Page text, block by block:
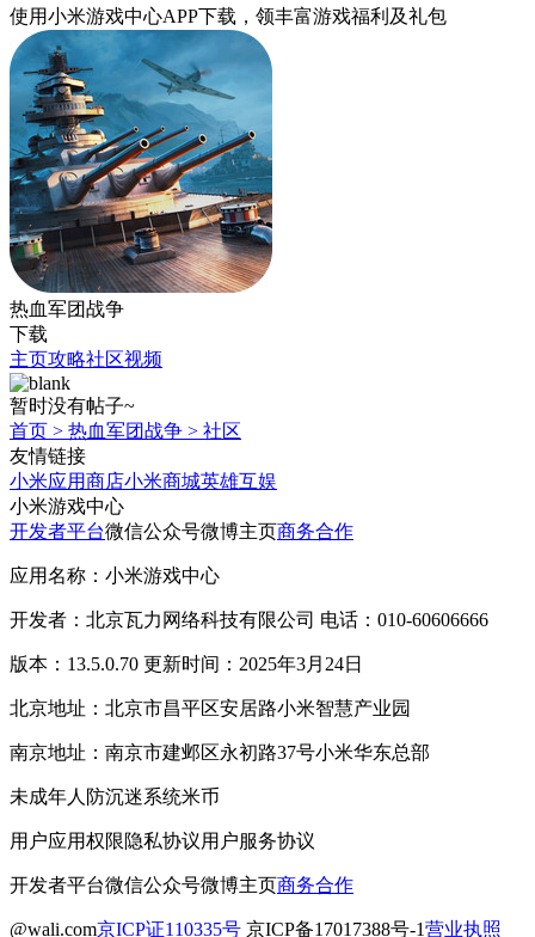
使用小米游戏中心APP下载 ，领丰富游戏福利 及礼包
热血军团战争
下载
主页攻略社区视频
暂时没有帖子~
首页 > 热血军团战争 > 社区
友情链接
小米应用商店小米商城英雄互娱
小米游戏中心
开发者平台微信公众号微博主页商务合作
应用名称：小米游戏中心
开发者：北京瓦力网络科技有限公司 电话：010-60606666
版本：13.5.0.70 更新时间：2025年3月24日
北京地址：北京市昌平区安居路小米智慧产业园
南京地址：南京市建邺区永初路37号小米华东总部
未成年人防沉迷系统米币
用户应用权限隐私协议用户服务协议
开发者平台微信公众号微博主页商务合作
@wali.com京ICP证110335号 京ICP备17017388号-1营业执照